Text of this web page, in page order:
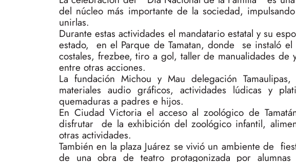
del núcleo más importante de la sociedad,
unirlas.
Durante estas actividades el mandatario estatal y su
estado, en el Parque de Tamatan, donde se instaló
costales, frezbee, tiro a gol, taller de manualidades
entre otras acciones.
La fundación Michou y Mau delegación
materiales audio gráficos, actividades lúdicas y
quemaduras a padres e hijos.
En Ciudad Victoria el acceso al zoológico de
disfrutar de la exhibición del zoológico infantil,
otras actividades.
También en la plaza Juárez se vivió un ambiente de
de una obra de teatro protagonizada por alumnas